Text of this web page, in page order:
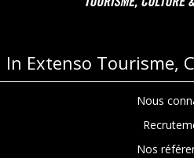
In Extenso Tourisme,
Nous
Nos